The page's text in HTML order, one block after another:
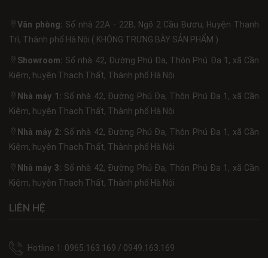
Văn phòng: Số nhà 22A - 22B, Ngõ 2 Cầu Bươu, Huyện Thanh
Trì, Thành phố Hà Nội ( KHÔNG TRƯNG BÀY SẢN PHẨM )
Showroom: Số nhà 42, Đường Phú Đa, Thôn Phú Đa 1, xã Cần
Kiệm, huyện Thạch Thất, Thành phố Hà Nội
Nhà máy 1: Số nhà 42, Đường Phú Đa, Thôn Phú Đa 1, xã Cần
Kiệm, huyện Thạch Thất, Thành phố Hà Nội
Nhà máy 2: Số nhà 42, Đường Phú Đa, Thôn Phú Đa 1, xã Cần
Kiệm, huyện Thạch Thất, Thành phố Hà Nội
Nhà máy 3: Số nhà 42, Đường Phú Đa, Thôn Phú Đa 1, xã Cần
Kiệm, huyện Thạch Thất, Thành phố Hà Nội
LIÊN HỆ
Hotline 1: 0965.163.169 / 0949.163.169